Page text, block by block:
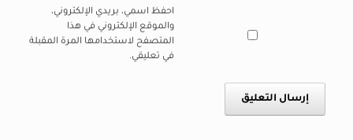
احفظ اسمي، بريدي الإلكتروني،
والموقع الإلكتروني في هذا
المتصفح لاستخدامها المرة المقبلة
في تعليقي.